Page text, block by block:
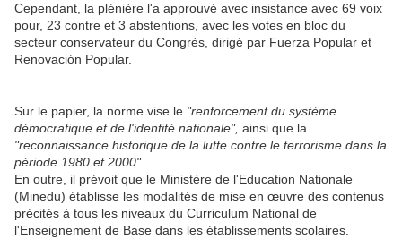
Cependant, la plénière l'a approuvé avec insistance avec 69 voix
pour, 23 contre et 3 abstentions, avec les votes en bloc du
secteur conservateur du Congrès, dirigé par Fuerza Popular et
Renovación Popular.
Sur le papier, la norme vise le "renforcement du système
démocratique et de l'identité nationale", ainsi que la
"reconnaissance historique de la lutte contre le terrorisme dans la
période 1980 et 2000".
En outre, il prévoit que le Ministère de l'Education Nationale
(Minedu) établisse les modalités de mise en œuvre des contenus
précités à tous les niveaux du Curriculum National de
l'Enseignement de Base dans les établissements scolaires.